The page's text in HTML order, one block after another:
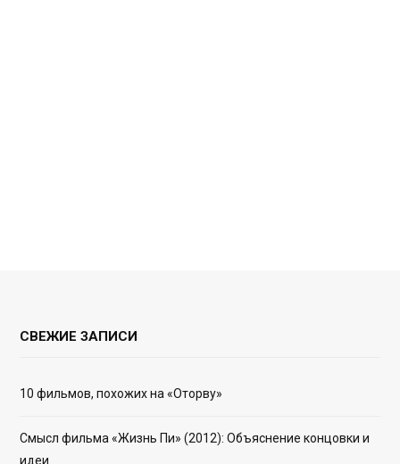
СВЕЖИЕ ЗАПИСИ
10 фильмов, похожих на «Оторву»
Смысл фильма «Жизнь Пи» (2012): Объяснение концовки и
идеи